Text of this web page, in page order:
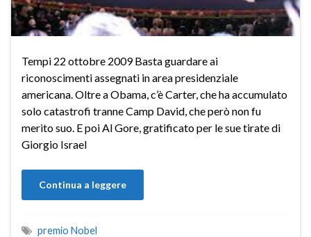
Tempi 22 ottobre 2009 Basta guardare ai
riconoscimenti assegnati in area presidenziale
americana. Oltre a Obama, c’è Carter, che ha accumulato
solo catastrofi tranne Camp David, che però non fu
merito suo. E poi Al Gore, gratificato per le sue tirate di
Giorgio Israel
Continua a leggere
premio Nobel